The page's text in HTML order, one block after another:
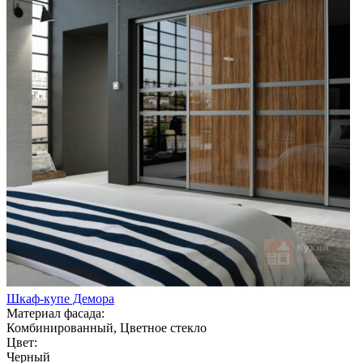
Шкаф-купе Демора
Материал фасада:
Комбинированный, Цветное стекло
Цвет:
Черный